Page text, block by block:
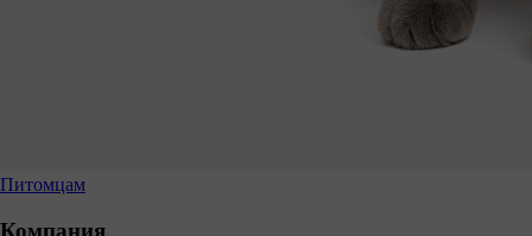
Питомцам
Компания